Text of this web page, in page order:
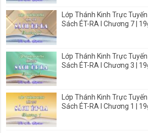
Lớp Thánh Kinh Trực
Sách ÉT-RA I Chương 7 |
Lớp Thánh Kinh Trực
Sách ÉT-RA I Chương 3 |
Lớp Thánh Kinh Trực
Sách ÉT-RA I Chương 1 |